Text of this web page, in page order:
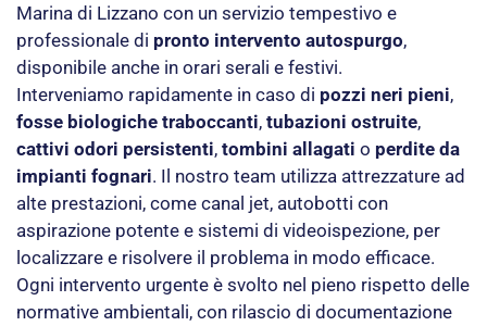
Marina di Lizzano con un servizio tempestivo e
professionale di pronto intervento autospurgo,
disponibile anche in orari serali e festivi.
Interveniamo rapidamente in caso di pozzi neri pieni,
fosse biologiche traboccanti, tubazioni ostruite,
cattivi odori persistenti, tombini allagati o perdite da
impianti fognari. Il nostro team utilizza attrezzature ad
alte prestazioni, come canal jet, autobotti con
aspirazione potente e sistemi di videoispezione, per
localizzare e risolvere il problema in modo efficace.
Ogni intervento urgente è svolto nel pieno rispetto delle
normative ambientali, con rilascio di documentazione